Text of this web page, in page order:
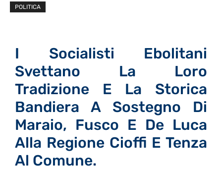
POLITICA
I Socialisti Ebolitani
Svettano La Loro
Tradizione E La Storica
Bandiera A Sostegno Di
Maraio, Fusco E De Luca
Alla Regione Cioffi E Tenza
Al Comune.